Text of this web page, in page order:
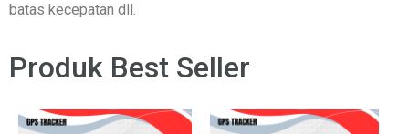
batas kecepatan dll.
Produk Best Seller